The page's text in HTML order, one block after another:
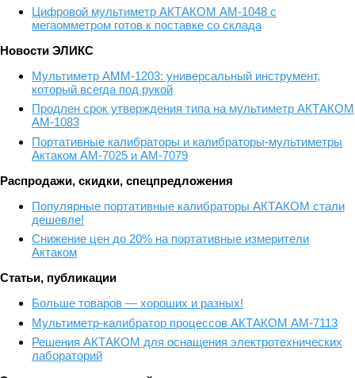
Цифровой мультиметр АКТАКОМ АМ-1048 с
мегаомметром готов к поставке со склада
Новости ЭЛИКС
Мультиметр АММ-1203: универсальный инструмент,
который всегда под рукой
Продлен срок утверждения типа на мультиметр АКТАКОМ
АМ-1083
Портативные калибраторы и калибраторы-мультиметры
Актаком АМ-7025 и АМ-7079
Распродажи, скидки, спецпредложения
Популярные портативные калибраторы АКТАКОМ стали
дешевле!
Снижение цен до 20% на портативные измерители
Актаком
Статьи, публикации
Больше товаров — хороших и разных!
Мультиметр-калибратор процессов АКТАКОМ АМ-7113
Решения АКТАКОМ для оснащения электротехнических
лабораторий